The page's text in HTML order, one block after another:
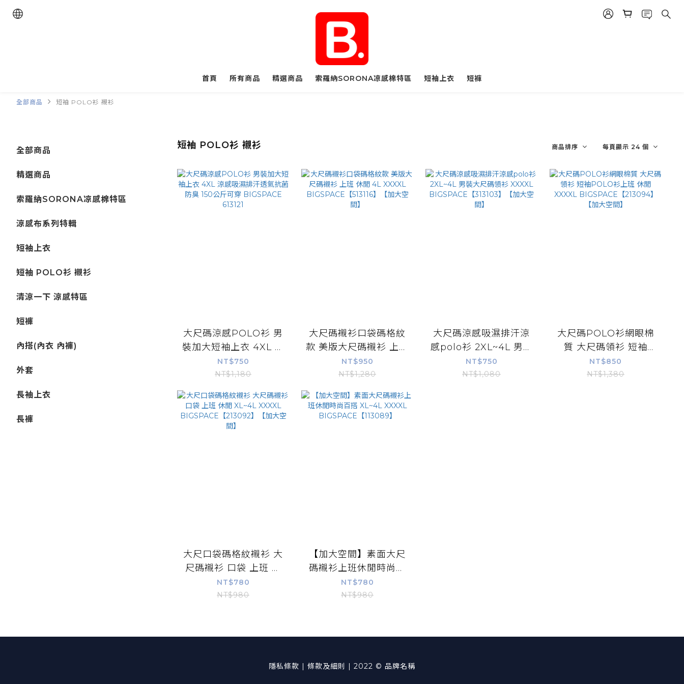
首頁 所有商品 精選商品 索羅納SORONA凉感棉特區 短袖上衣 短褲
全部商品 短袖 POLO衫 襯衫
全部商品
精選商品
索羅納SORONA凉感棉特區
涼感布系列特輯
短袖上衣
短袖 POLO衫 襯衫
清涼一下 涼感特區
短褲
內搭(內衣 內褲)
外套
長袖上衣
長褲
短袖 POLO衫 襯衫 商品排序 每頁顯示 24 個
大尺碼涼感POLO衫 男
裝加大短袖上衣 4XL 涼
感吸濕排汗透氣抗菌防
臭 150公斤可穿
NT$750
NT$1,180
大尺碼襯衫口袋碼格紋
款 美版大尺碼襯衫 上班
休閒 4L XXXXL
BIGSPACE【513116】
NT$950
NT$1,280
大尺碼涼感吸濕排汗涼
感polo衫 2XL~4L 男裝
大尺碼領衫 XXXXL
BIGSPACE【313103】
NT$750
NT$1,080
大尺碼POLO衫網眼棉
質 大尺碼領衫 短袖
POLO衫上班 休閒
XXXXL
NT$850
NT$1,380
大尺口袋碼格紋襯衫 大
尺碼襯衫 口袋 上班 休
閒 XL~4L XXXXL
BIGSPACE【213092】
NT$780
NT$980
【加大空間】素面大尺
碼襯衫上班休閒時尚百
搭 XL~4L XXXXL
BIGSPACE【113089】
NT$780
NT$980
隱私條款 | 條款及細則 | 2022 © 品牌名稱